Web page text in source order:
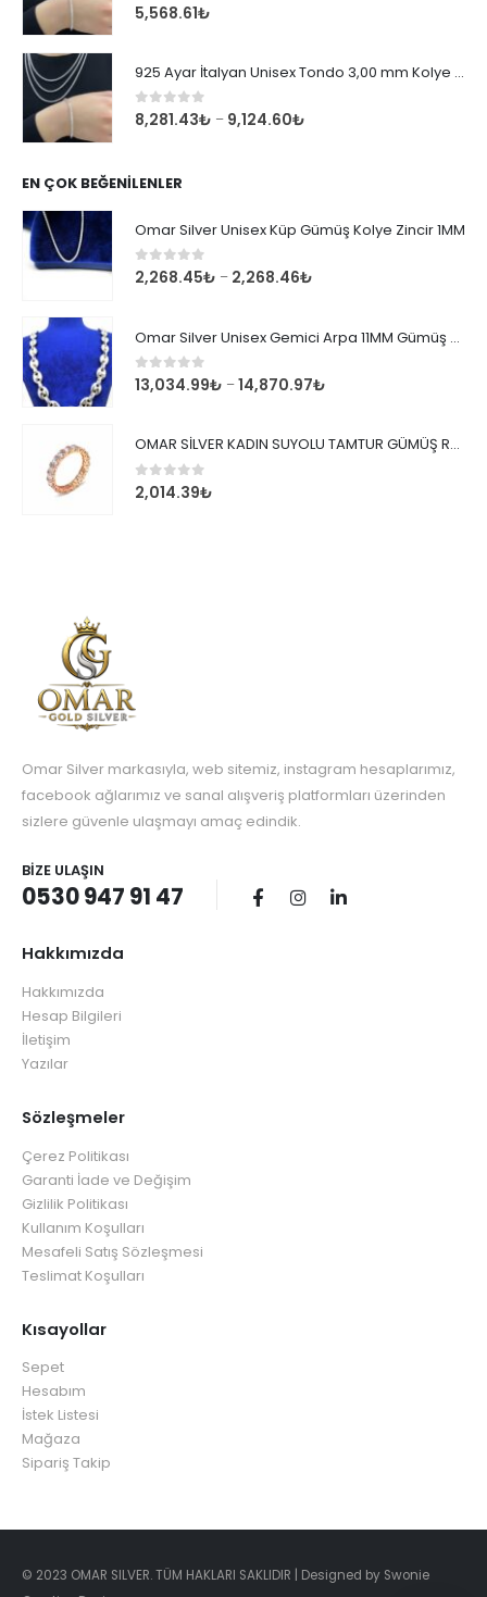
0 out of 5
5,568.61₺
925 Ayar İtalyan Unisex Tondo 3,00 mm Kolye Zincir
0 out of 5
8,281.43₺ – 9,124.60₺
EN ÇOK BEĞENILENLER
Omar Silver Unisex Küp Gümüş Kolye Zincir 1MM
0 out of 5
2,268.45₺ – 2,268.46₺
Omar Silver Unisex Gemici Arpa 11MM Gümüş Kolye Zincir
0out of 5
13,034.99₺ –14,870.97₺
OMAR SİLVER KADIN SUYOLU TAMTUR GÜMÜŞ ROSE YÜZÜK SU YOLU TAMTUR YÜZÜK Omr8149
0 out of 5
2,014.39₺
Omar Silver markasıyla, web sitemiz, instagram hesaplarımız,
facebook ağlarımız ve sanal alışveriş platformları üzerinden
sizlere güvenle ulaşmayı amaç edindik.
BIZE ULAŞIN
0530 947 91 47
Hakkımızda
Hakkımızda
Hesap Bilgileri
İletişim
Yazılar
Sözleşmeler
Çerez Politikası
Garanti İade ve Değişim
Gizlilik Politikası
Kullanım Koşulları
Mesafeli Satış Sözleşmesi
Teslimat Koşulları
Kısayollar
Sepet
Hesabım
İstek Listesi
Mağaza
Sipariş Takip
© 2023 OMAR SILVER. TÜM HAKLARI SAKLIDIR | Designed by Swonie